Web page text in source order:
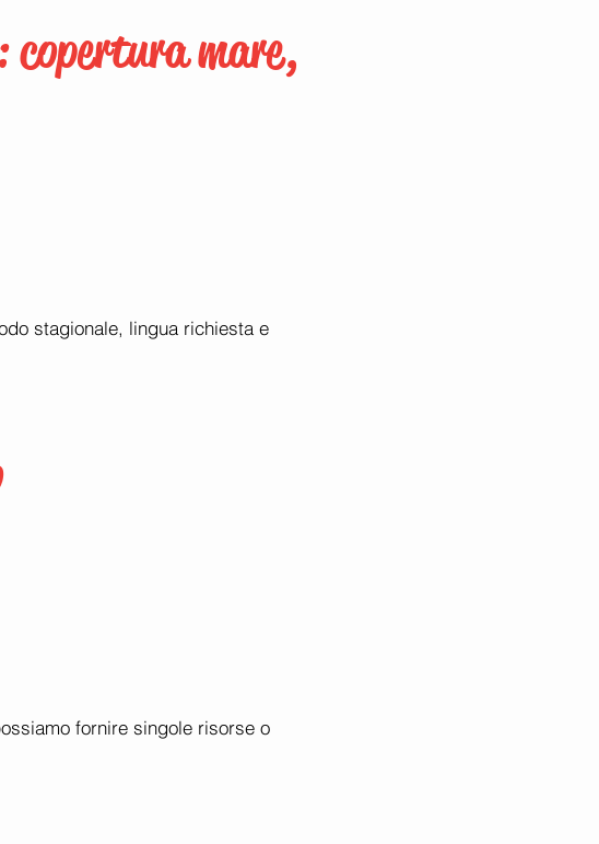
copertura mare,
stagionale, lingua richiesta e
fornire singole risorse o